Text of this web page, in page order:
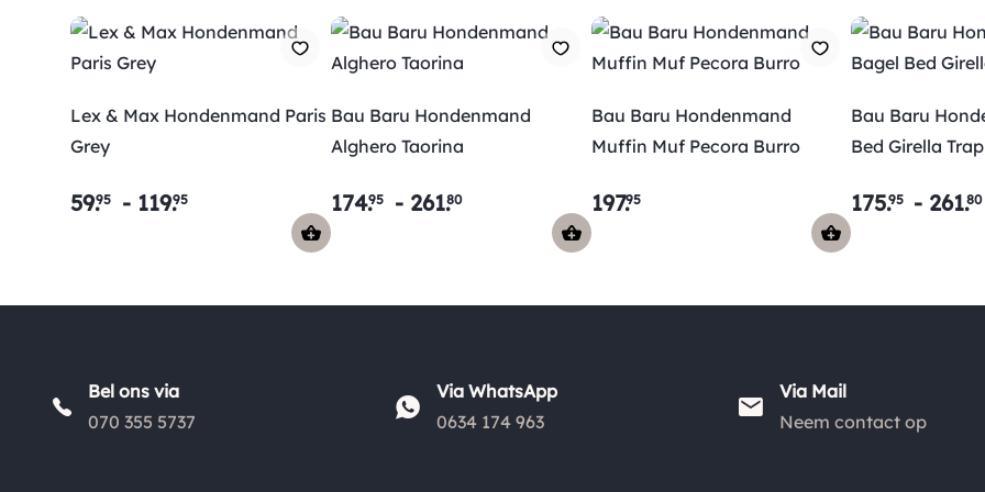
Lex & Max Hondenmand Paris
Grey
59.95 - 119.95
Bau Baru Hondenmand
Alghero Taorina
174.95 - 261.80
Bau Baru Hondenmand
Muffin Muf Pecora Burro
197.95
Bau Baru
Bed Girella
175.95 - 261.80
Bel ons via
070 355 5737
Via WhatsApp
0634 174 963
Via Mail
Neem contact op